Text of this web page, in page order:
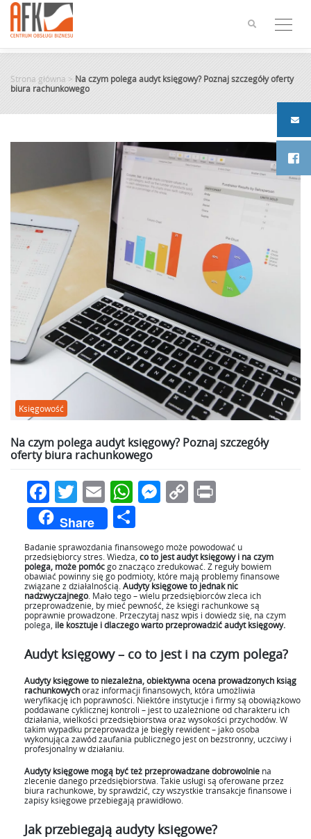
content
Strona główna > Na czym polega audyt księgowy? Poznaj szczegóły oferty
biura rachunkowego
Księgowość
Na czym polega audyt księgowy? Poznaj szczegóły
oferty biura rachunkowego
Facebook
Twitter
EmailWhatsApp
Messenger
Copy
Share
się
Badanie sprawozdania finansowego może powodować u
przedsiębiorcy stres. Wiedza, co to jest audyt księgowy i na czym
polega, może pomócgo znacząco zredukować. Z reguły bowiem
obawiać powinny się go podmioty, które mają problemy finansowe
związane z działalnością. Audyty księgowe to jednak nic
nadzwyczajnego . Mało tego – wielu przedsiębiorców zleca ich
przeprowadzenie, by mieć pewność, że księgi rachunkowe są
poprawnie prowadzone. Przeczytaj nasz wpis i dowiedz się, na czym
polega, ile kosztuje i dlaczego warto przeprowadzić audyt księgowy.
Audyt księgowy – co to jest i na czym polega?
Audyty księgowe to niezależna, obiektywna ocena prowadzonych ksiąg
rachunkowychoraz informacji finansowych, która umożliwia
weryfikację ich poprawności. Niektóre instytucje i firmy są obowiązkowo
poddawane cyklicznej kontroli – jest to uzależnione od charakteru ich
działania, wielkości przedsiębiorstwa oraz wysokości przychodów. W
takim wypadku przeprowadza je biegły rewident – jako osoba
wykonująca zawód zaufania publicznego jest on bezstronny, uczciwy i
profesjonalny w działaniu.
Audyty księgowe mogą być też przeprowadzane dobrowolnie na
zlecenie danego przedsiębiorstwa. Takie usługi są oferowane przez
biura rachunkowe, by sprawdzić, czy wszystkie transakcje finansowe i
zapisy księgowe przebiegają prawidłowo.
Jak przebiegają audyty księgowe?